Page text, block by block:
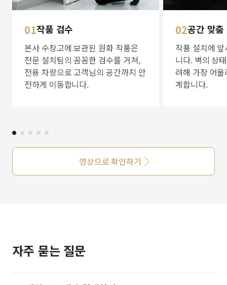
01작품 검수
본사 수장고에 보관된 원화 작품은
전문 설치팀의 꼼꼼한 검수를 거쳐,
전용 차량으로 고객님의 공간까지 안
전하게 이동합니다.
02공간 맞
작품 설치에
니다. 벽의 상
려해 가장 어
계합니다.
영상으로 확인하기
자주 묻는 질문